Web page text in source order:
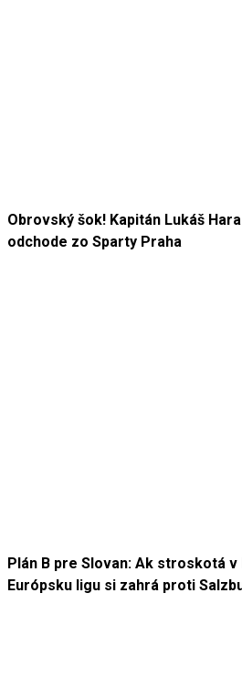
Obrovský šok! Kapitán Lukáš
odchode zo Sparty Praha
Plán B pre Slovan: Ak stroskotá
Európsku ligu si zahrá proti